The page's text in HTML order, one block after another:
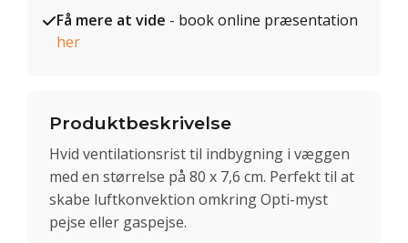
Få mere at vide - book online præsentation
her
Produktbeskrivelse
Hvid ventilationsrist til indbygning i væggen
med en størrelse på 80 x 7,6 cm. Perfekt til at
skabe luftkonvektion omkring Opti-myst
pejse eller gaspejse.